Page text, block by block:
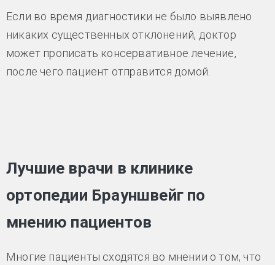
Если во время диагностики не было выявлено
никаких существенных отклонений, доктор
может прописать консервативное лечение,
после чего пациент отправится домой.
Лучшие врачи в клинике
ортопедии Брауншвейг по
мнению пациентов
Многие пациенты сходятся во мнении о том, что